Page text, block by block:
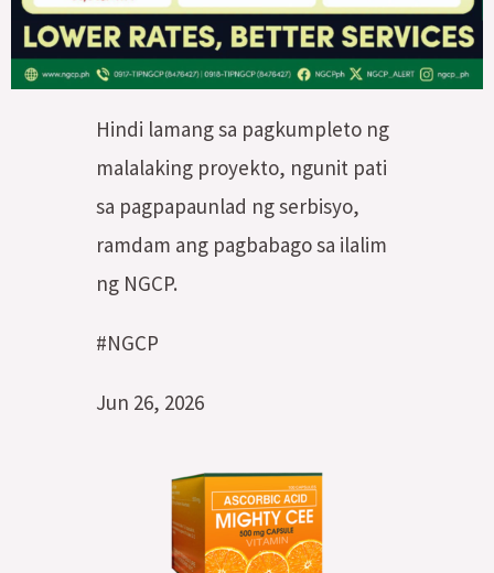
Hindi lamang sa pagkumpleto ng
malalaking proyekto, ngunit pati
sa pagpapaunlad ng serbisyo,
ramdam ang pagbabago sa ilalim
ng NGCP.
#NGCP
Jun 26, 2026